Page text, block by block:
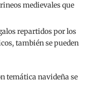
medievales que
repartidos por los
también se pueden
temática navideña se